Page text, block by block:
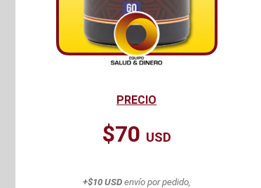
PRECIO
$70 USD
+$10 USDenvío por pedido,